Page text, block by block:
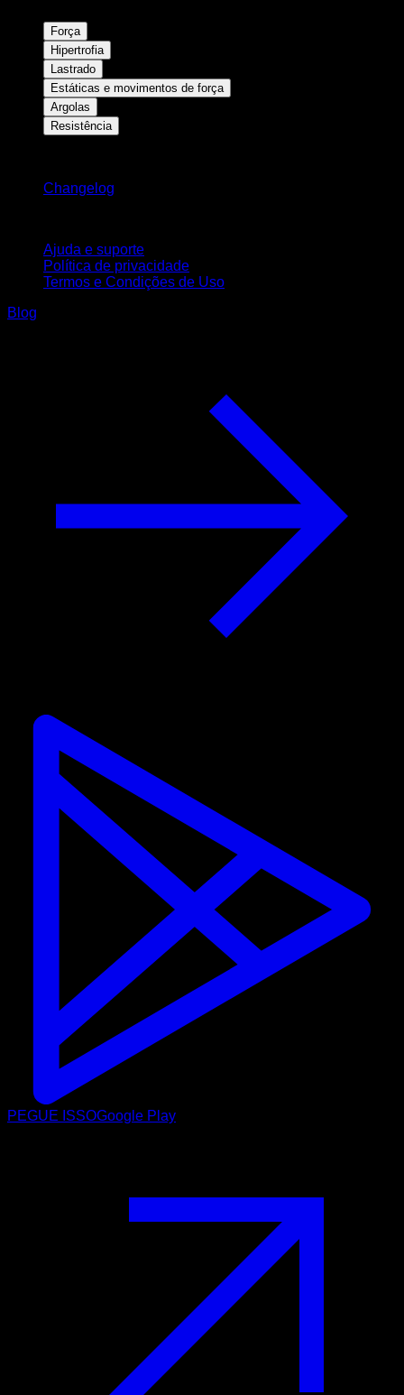
Força
Hipertrofia
Lastrado
Estáticas e movimentos de força
Argolas
Resistência
Changelog
Ajuda e suporte
Política de privacidade
Termos e Condições de Uso
Blog
PEGUE ISSOGoogle Play